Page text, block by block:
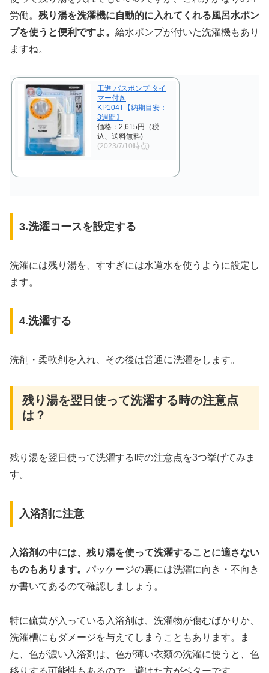
労働。 残り湯を洗濯機に自動的に入れてくれる風呂水ポン
プを使うと便利ですよ。 給水ポンプが付いた洗濯機もあり
ますね。
工進 バスポンプ タイ
マー付き
KP104T【納期目安：
3週間】
価格：2,615円（税
込、送料無料)
(2023/7/10時点)
3.洗濯コースを設定する
洗濯には残り湯を、すすぎには水道水を使うように設定し
ます。
4.洗濯する
洗剤・柔軟剤を入れ、その後は普通に洗濯をします。
残り湯を翌日使って洗濯する時の注意点
は？
残り湯を翌日使って洗濯する時の注意点を3つ挙げてみま
す。
入浴剤に注意
入浴剤の中には、残り湯を使って洗濯することに適さない
ものもあります。 パッケージの裏には洗濯に向き・不向き
か書いてあるので確認しましょう。
特に硫黄が入っている入浴剤は、洗濯物が傷むばかりか、
洗濯槽にもダメージを与えてしまうこともあります。ま
た、色が濃い入浴剤は、色が薄い衣類の洗濯に使うと、色
移りする可能性もあるので、避けた方がベターです。